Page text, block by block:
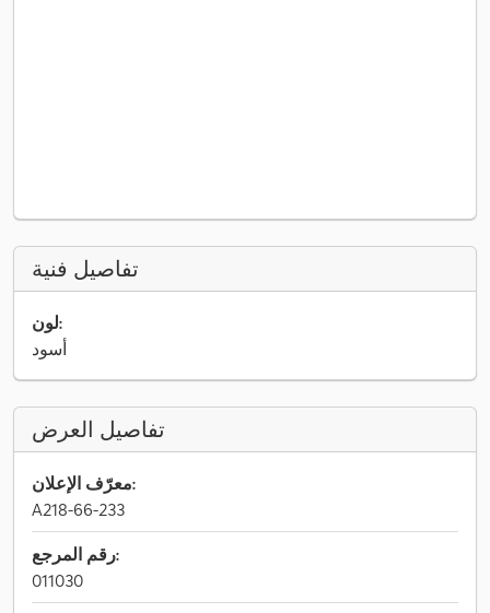
تفاصيل فنية
لون:
أسود
تفاصيل العرض
معرّف الإعلان:
A218-66-233
رقم المرجع:
011030